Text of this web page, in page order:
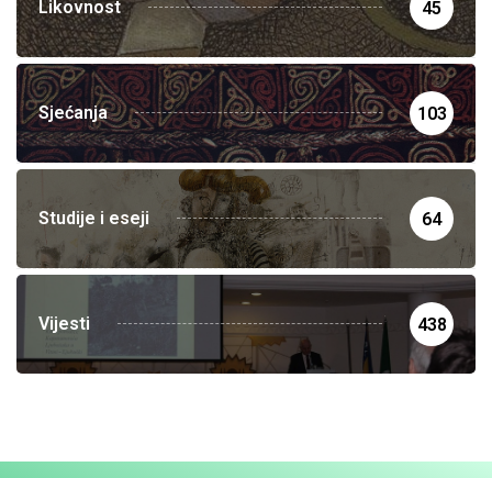
Likovnost 45
Sjećanja 103
Studije i eseji 64
Vijesti 438